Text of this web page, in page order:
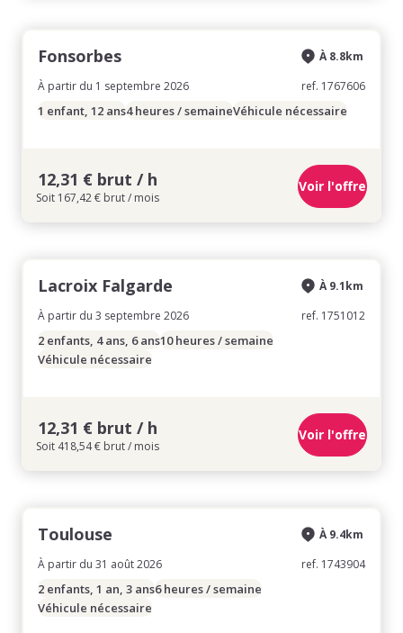
Fonsorbes
À partir du 1 septembre 2026
À 8.8km
ref. 1767606
1 enfant, 12 ans4 heures / semaineVéhicule nécessaire
12,31 € brut / h
Soit 167,42 € brut / mois
Voir l'offre
Lacroix Falgarde
À partir du 3 septembre 2026
À 9.1km
ref. 1751012
2 enfants, 4 ans, 6 ans10 heures / semaine
Véhicule nécessaire
12,31 € brut / h
Soit 418,54 € brut / mois
Voir l'offre
Toulouse
À partir du 31 août 2026
À 9.4km
ref. 1743904
2 enfants, 1 an, 3 ans6 heures / semaine
Véhicule nécessaire